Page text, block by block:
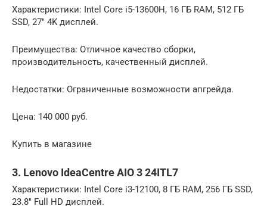
Характеристики: Intel Core i5-13600H, 16 ГБ RAM, 512 ГБ
SSD, 27″ 4K дисплей.
Преимущества: Отличное качество сборки,
производительность, качественный дисплей.
Недостатки: Ограниченные возможности апгрейда.
Цена: 140 000 руб.
Купить в магазине
3. Lenovo IdeaCentre AIO 3 24ITL7
Характеристики: Intel Core i3-12100, 8 ГБ RAM, 256 ГБ SSD,
23.8″ Full HD дисплей.